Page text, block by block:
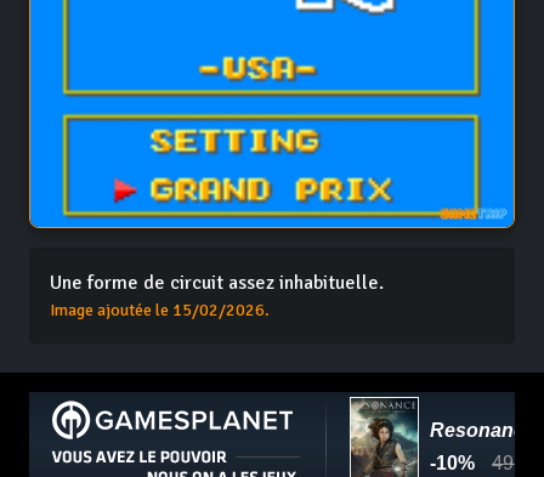
Une forme de circuit assez inhabituelle.
Image ajoutée le 15/02/2026.